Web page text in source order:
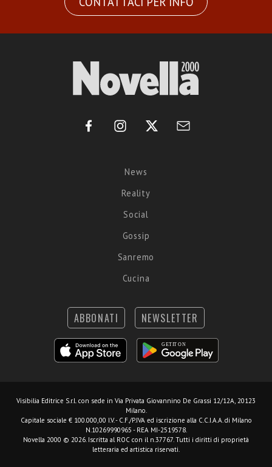
News
Reality
Social
Gossip
Sanremo
Cucina
ABBONATI NEWSLETTER
Visibilia Editrice S.r.l. con sede in Via Privata Giovannino De Grassi 12/12A, 20123
Milano.
Capitale sociale € 100.000,00 I.V. - C.F./P.IVA ed iscrizione alla C.C.I.A.A. di Milano
N.10269990965 - REA MI-2519578.
Novella 2000 © 2026. Iscritta al ROC con il n.37767. Tutti i diritti di proprietà
letteraria ed artistica riservati.